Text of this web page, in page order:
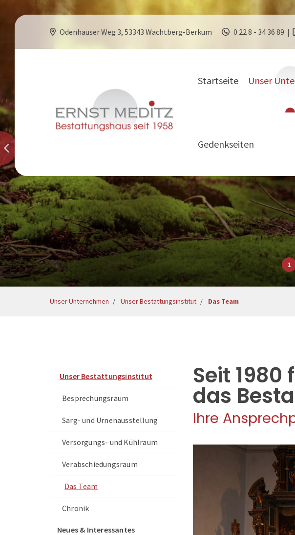
Odenhauser Weg 3, 53343 Wachtberg-Berkum 0 22 8 - 34 36 89 |
Startseite Unser
Gedenkseiten
Unser
Unser Unternehmen Unser Bestattungsinstitut Das Team
Seit
das
Ihre
Unser Bestattungsinstitut
Besprechungsraum
Sarg- und Urnenausstellung
Versorgungs- und Kühlraum
Verabschiedungsraum
Das Team
Chronik
Neues & Interessantes